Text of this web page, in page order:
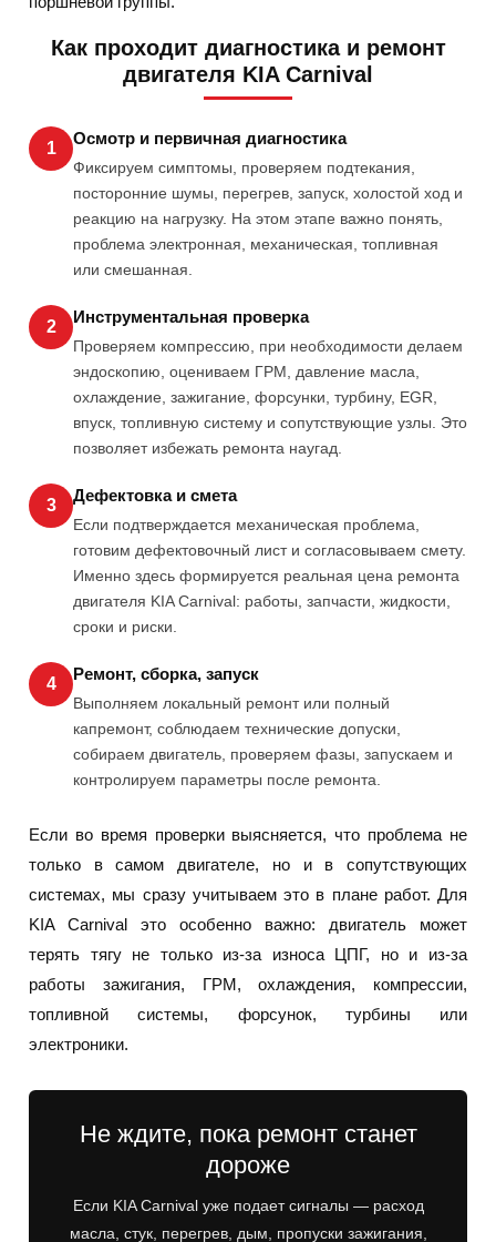
Как проходит диагностика и ремонт
двигателя KIA Carnival
1
Осмотр и первичная диагностика
Фиксируем симптомы, проверяем подтекания,
посторонние шумы, перегрев, запуск, холостой ход и
реакцию на нагрузку. На этом этапе важно понять,
проблема электронная, механическая, топливная
или смешанная.
2
Инструментальная проверка
Проверяем компрессию, при необходимости делаем
эндоскопию, оцениваем ГРМ, давление масла,
охлаждение, зажигание, форсунки, турбину, EGR,
впуск, топливную систему и сопутствующие узлы. Это
позволяет избежать ремонта наугад.
3
Дефектовка и смета
Если подтверждается механическая проблема,
готовим дефектовочный лист и согласовываем смету.
Именно здесь формируется реальная цена ремонта
двигателя KIA Carnival: работы, запчасти, жидкости,
сроки и риски.
4
Ремонт, сборка, запуск
Выполняем локальный ремонт или полный
капремонт, соблюдаем технические допуски,
собираем двигатель, проверяем фазы, запускаем и
контролируем параметры после ремонта.
Если во время проверки выясняется, что проблема не
только в самом двигателе, но и в сопутствующих
системах, мы сразу учитываем это в плане работ. Для
KIA Carnival это особенно важно: двигатель может
терять тягу не только из-за износа ЦПГ, но и из-за
работы зажигания, ГРМ, охлаждения, компрессии,
топливной системы, форсунок, турбины или
электроники.
Не ждите, пока ремонт станет
дороже
Если KIA Carnival уже подает сигналы — расход
масла, стук, перегрев, дым, пропуски зажигания,